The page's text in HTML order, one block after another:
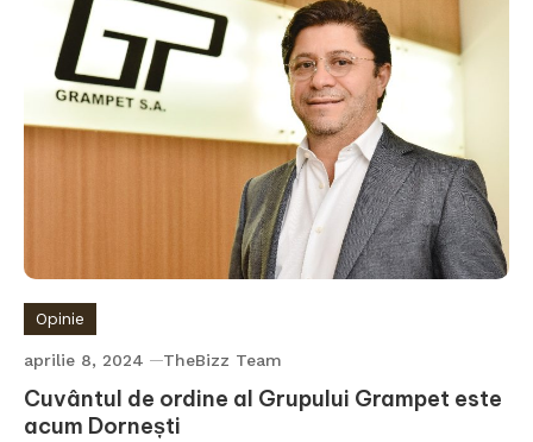
Opinie
aprilie 8, 2024 TheBizz Team
Cuvântul de ordine al Grupului Grampet este
acum Dornești